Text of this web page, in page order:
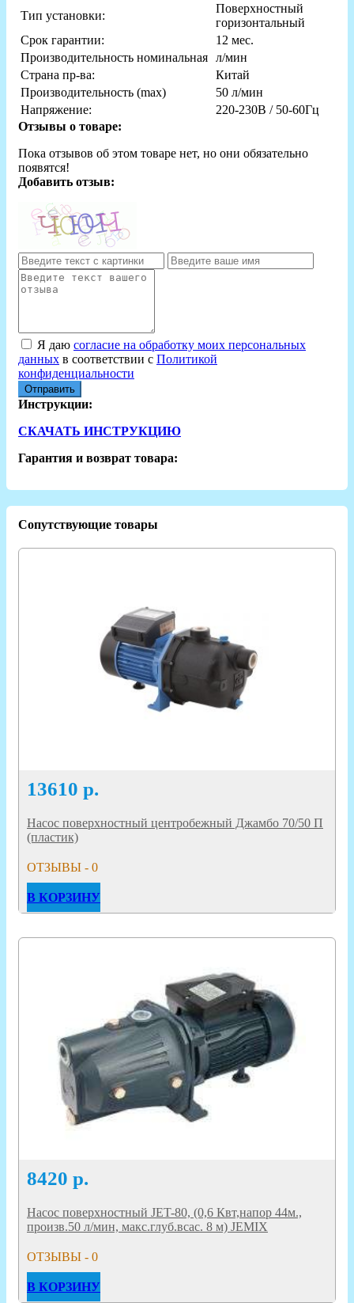
Тип установки:
Поверхностный
горизонтальный
Срок гарантии:
12 мес.
Производительность номинальная л/мин
Страна пр-ва:
Китай
Производительность (max)
50 л/мин
Напряжение:
220-230В / 50-60Гц
Отзывы о товаре:
Пока отзывов об этом товаре нет, но они обязательно
появятся!
Добавить отзыв:
Я даю согласие на обработку моих персональных
данных в соответствии с Политикой
конфиденциальности
Отправить
Инструкции:
СКАЧАТЬ ИНСТРУКЦИЮ
Гарантия и возврат товара:
Сопутствующие товары
13610 р.
Насос поверхностный центробежный Джамбо 70/50 П
(пластик)
ОТЗЫВЫ - 0
В КОРЗИНУ
8420 р.
Насос поверхностный JET-80, (0,6 Квт,напор 44м.,
произв.50 л/мин, макс.глуб.всас. 8 м) JEMIX
ОТЗЫВЫ - 0
В КОРЗИНУ